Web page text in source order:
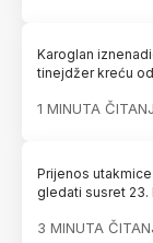
Karoglan
tinejdžer kreću
1 MINUTA
Prijenos
gledati susret 23.
3 MINUTA